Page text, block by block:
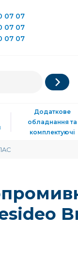
07 07
07 07
07 07
Додаткове
обладнання та
комплектуючі